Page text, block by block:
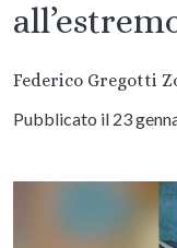
Federico Gregotti
Pubblicato il 23